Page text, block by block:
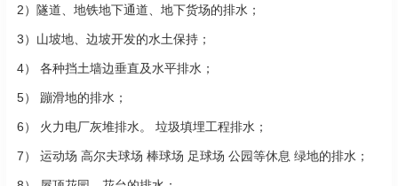
2）隧道、地铁地下通道、地下货场的排水；
3）山坡地、边坡开发的水土保持；
4） 各种挡土墙边垂直及水平排水；
5） 蹦滑地的排水；
6） 火力电厂灰堆排水。 垃圾填埋工程排水；
7） 运动场 高尔夫球场 棒球场 足球场 公园等休息 绿地的排水；